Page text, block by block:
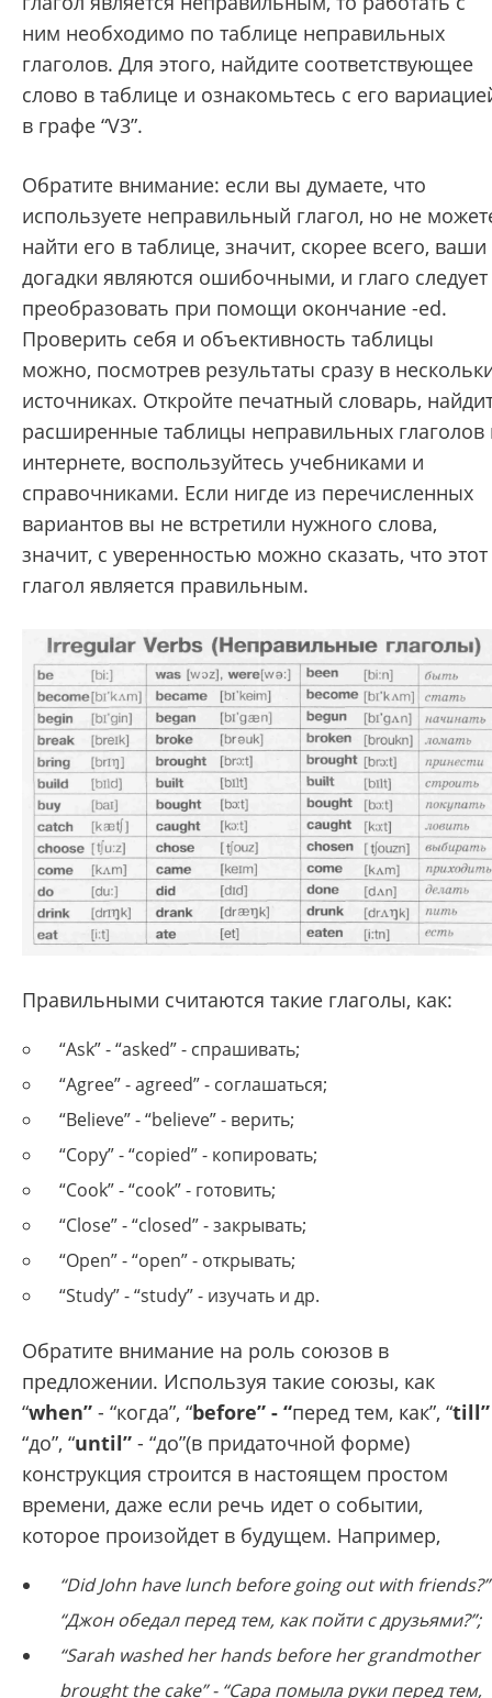
ним необходимо по таблице неправильных
глаголов. Для этого, найдите соответствующее
слово в таблице и ознакомьтесь с его
в графе “V3”.
Обратите внимание: если вы думаете, что
используете неправильный глагол, но не
найти его в таблице, значит, скорее всего, ваши
догадки являются ошибочными, и глаго следует
преобразовать при помощи окончание -ed.
Проверить себя и объективность таблицы
можно, посмотрев результаты сразу в
источниках. Откройте печатный словарь,
расширенные таблицы неправильных глаголов
интернете, воспользуйтесь учебниками и
справочниками. Если нигде из перечисленных
вариантов вы не встретили нужного слова,
значит, с уверенностью можно сказать, что этот
глагол является правильным.
Правильными считаются такие глаголы, как:
“Ask” - “asked” - спрашивать;
“Agree” - agreed” - соглашаться;
“Believe” - “believe” - верить;
“Copy” - “copied” - копировать;
“Cook” - “cook” - готовить;
“Close” - “closed” - закрывать;
“Open” - “open” - открывать;
“Study” - “study” - изучать и др.
Обратите внимание на роль союзов в
предложении. Используя такие союзы, как
“when” - “когда”, “before” - “перед тем, как”, “till”
“до”, “until” - “до”(в придаточной форме)
конструкция строится в настоящем простом
времени, даже если речь идет о событии,
которое произойдет в будущем. Например,
“Did John have lunch before going out with
“Джон обедал перед тем, как пойти с друзьями?”;
“Sarah washed her hands before her grandmother
brought the cake” - “Сара помыла руки перед тем,